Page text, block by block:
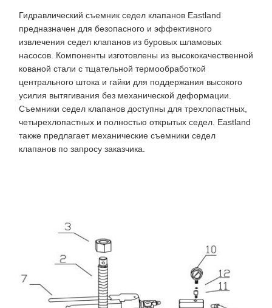
Гидравлический съемник седел клапанов Eastland
предназначен для безопасного и эффективного
извлечения седел клапанов из буровых шламовых
насосов. Компоненты изготовлены из высококачественной
кованой стали с тщательной термообработкой
центрального штока и гайки для поддержания высокого
усилия вытягивания без механической деформации.
Съемники седел клапанов доступны для трехлопастных,
четырехлопастных и полностью открытых седел. Eastland
также предлагает механические съемники седел
клапанов по запросу заказчика.